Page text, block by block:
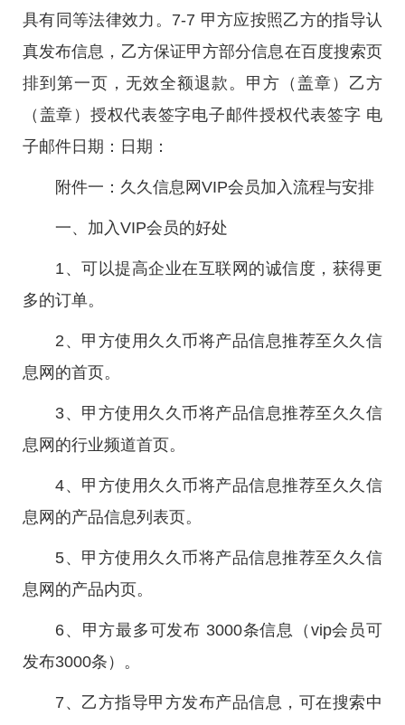
具有同等法律效力。7-7 甲方应按照乙方的指导认
真发布信息，乙方保证甲方部分信息在百度搜索页
排到第一页，无效全额退款。甲方（盖章）乙方
（盖章）授权代表签字电子邮件授权代表签字 电
子邮件日期：日期：
附件一：久久信息网VIP会员加入流程与安排
一、加入VIP会员的好处
1、可以提高企业在互联网的诚信度，获得更
多的订单。
2、甲方使用久久币将产品信息推荐至久久信
息网的首页。
3、甲方使用久久币将产品信息推荐至久久信
息网的行业频道首页。
4、甲方使用久久币将产品信息推荐至久久信
息网的产品信息列表页。
5、甲方使用久久币将产品信息推荐至久久信
息网的产品内页。
6、甲方最多可发布 3000条信息（vip会员可
发布3000条）。
7、乙方指导甲方发布产品信息，可在搜索中